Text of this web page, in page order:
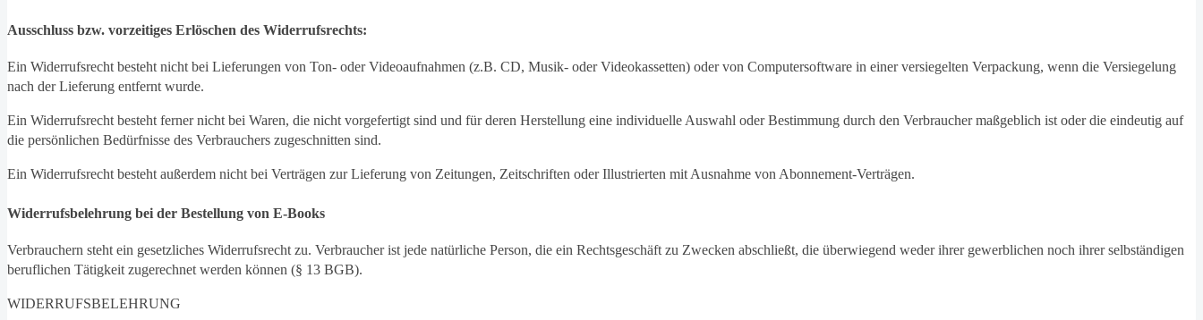
Ausschluss bzw. vorzeitiges Erlöschen des Widerrufsrechts:
Ein Widerrufsrecht besteht nicht bei Lieferungen von Ton- oder Videoaufnahmen (z.B. CD, Musik- oder Videokassetten) oder von Computersoftware in einer versiegelten Verpackung, wenn die Versiegelung
nach der Lieferung entfernt wurde.
Ein Widerrufsrecht besteht ferner nicht bei Waren, die nicht vorgefertigt sind und für deren Herstellung eine individuelle Auswahl oder Bestimmung durch den Verbraucher maßgeblich ist oder die eindeutig auf
die persönlichen Bedürfnisse des Verbrauchers zugeschnitten sind.
Ein Widerrufsrecht besteht außerdem nicht bei Verträgen zur Lieferung von Zeitungen, Zeitschriften oder Illustrierten mit Ausnahme von Abonnement-Verträgen.
Widerrufsbelehrung bei der Bestellung von E-Books
Verbrauchern steht ein gesetzliches Widerrufsrecht zu. Verbraucher ist jede natürliche Person, die ein Rechtsgeschäft zu Zwecken abschließt, die überwiegend weder ihrer gewerblichen noch ihrer selbständigen
beruflichen Tätigkeit zugerechnet werden können (§ 13 BGB).
WIDERRUFSBELEHRUNG